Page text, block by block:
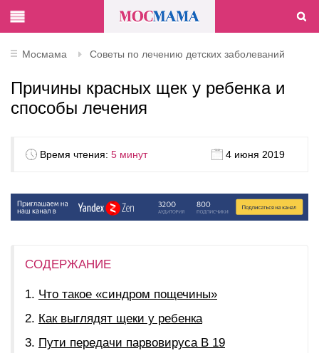
Мосмама Советы по лечению детских заболеваний
Причины красных щек у ребенка и
способы лечения
Время чтения: 5 минут 4 июня 2019
СОДЕРЖАНИЕ
Что такое «синдром пощечины»
Как выглядят щеки у ребенка
Пути передачи парвовируса В 19